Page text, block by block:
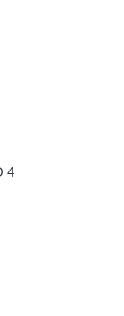
4